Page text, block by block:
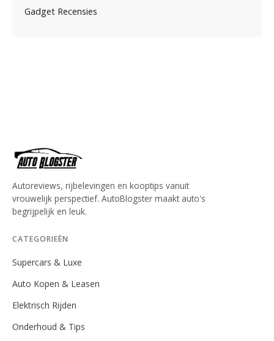
Gadget Recensies
Autoreviews, rijbelevingen en kooptips vanuit
vrouwelijk perspectief. AutoBlogster maakt auto's
begrijpelijk en leuk.
CATEGORIEËN
Supercars & Luxe
Auto Kopen & Leasen
Elektrisch Rijden
Onderhoud & Tips